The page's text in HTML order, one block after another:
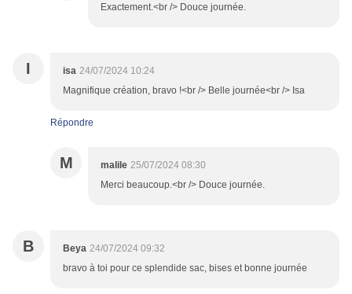
Exactement.<br /> Douce journée.
I isa 24/07/2024 10:24
Magnifique création, bravo !<br /> Belle journée<br /> Isa
Répondre
M malile 25/07/2024 08:30
Merci beaucoup.<br /> Douce journée.
B Beya 24/07/2024 09:32
bravo à toi pour ce splendide sac, bises et bonne journée